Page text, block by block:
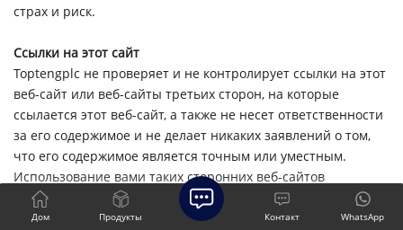
страх и риск.
Ссылки на этот сайт
Toptengplc не проверяет и не контролирует ссылки на этот
веб-сайт или веб-сайты третьих сторон, на которые
ссылается этот веб-сайт, а также не несет ответственности
за его содержимое и не делает никаких заявлений о том,
что его содержимое является точным или уместным.
Использование вами таких сторонних веб-сайтов
осуществляется по вашей собственной инициативе и на
риск и может регулироваться условиями использования
Дом Продукты WhatsApp
Контакт